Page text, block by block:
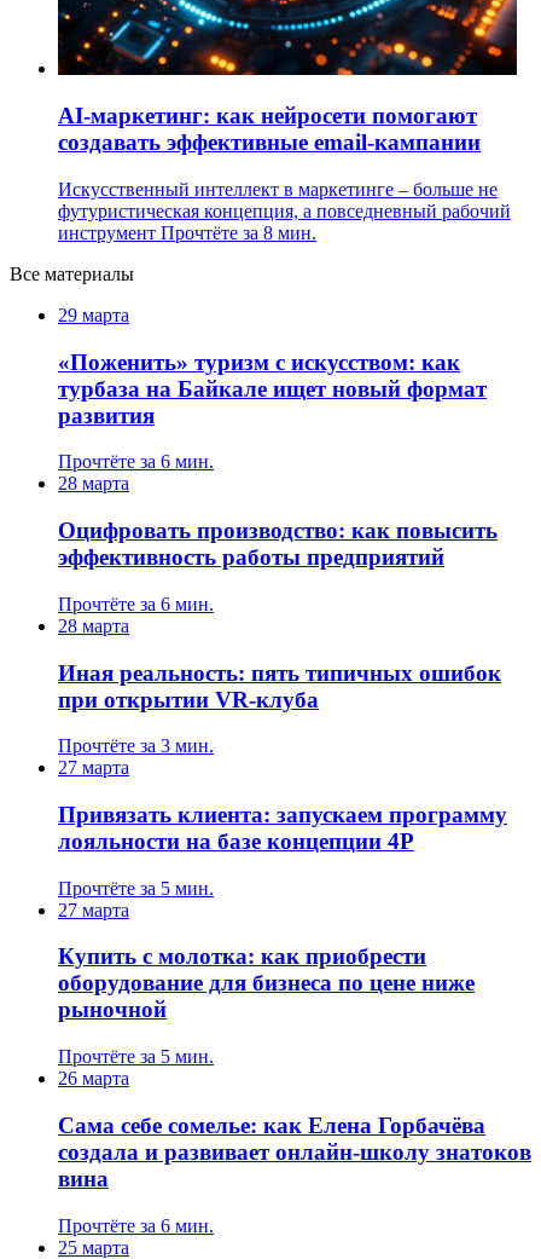
AI-маркетинг: как нейросети помогают
создавать эффективные email-кампании
Искусственный интеллект в маркетинге – больше не
футуристическая концепция, а повседневный рабочий
инструмент Прочтёте за 8 мин.
Все материалы
29 марта
«Поженить» туризм с искусством: как
турбаза на Байкале ищет новый формат
развития
Прочтёте за 6 мин.
28 марта
Оцифровать производство: как повысить
эффективность работы предприятий
Прочтёте за 6 мин.
28 марта
Иная реальность: пять типичных ошибок
при открытии VR-клуба
Прочтёте за 3 мин.
27 марта
Привязать клиента: запускаем программу
лояльности на базе концепции 4P
Прочтёте за 5 мин.
27 марта
Купить с молотка: как приобрести
оборудование для бизнеса по цене ниже
рыночной
Прочтёте за 5 мин.
26 марта
Сама себе сомелье: как Елена Горбачёва
создала и развивает онлайн-школу знатоков
вина
Прочтёте за 6 мин.
25 марта